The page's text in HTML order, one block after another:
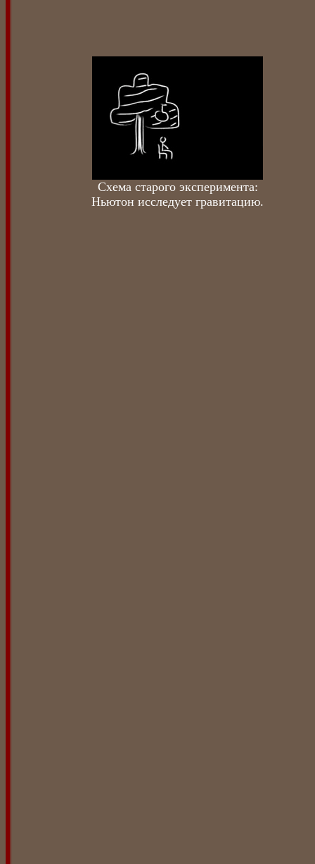
Схема старого эксперимента:
Ньютон исследует гравитацию.